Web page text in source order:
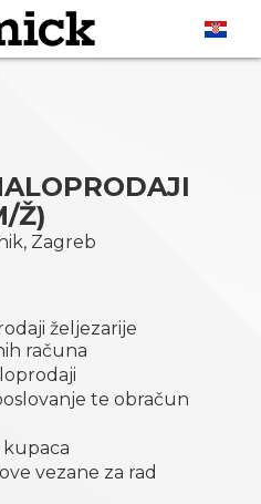
Ž)
Zagreb
željezarije
računa
te obračun
kupaca
vezane za rad